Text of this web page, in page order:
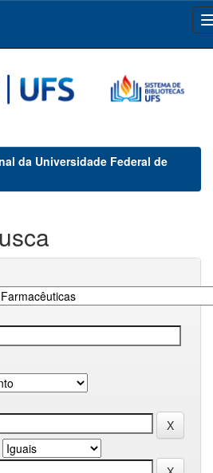
da Universidade Federal de